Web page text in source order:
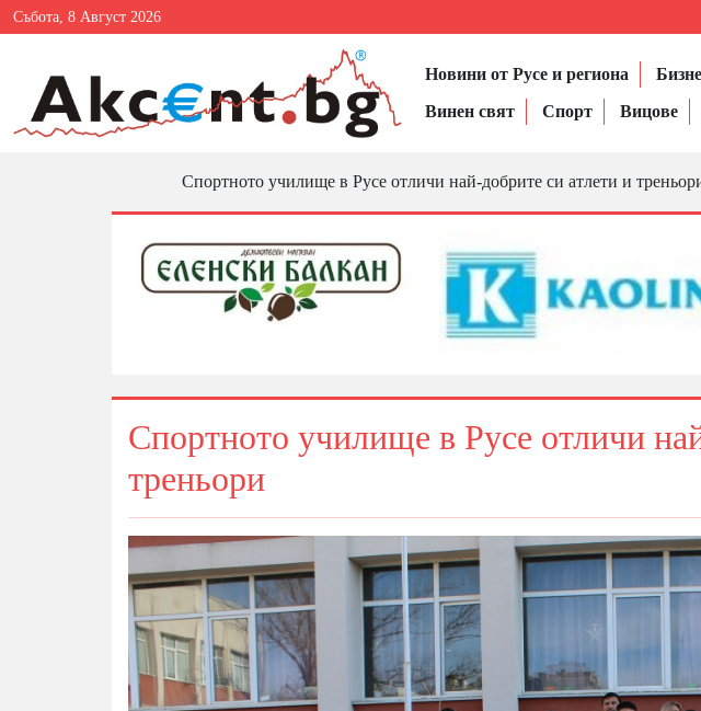
Събота, 8 Август 2026
Новини от Русе и региона
Винен свят
Спорт Вицове
Спортното училище в Русе отличи най-добрите си атлети и
Спортното училище в Русе отличи
треньори